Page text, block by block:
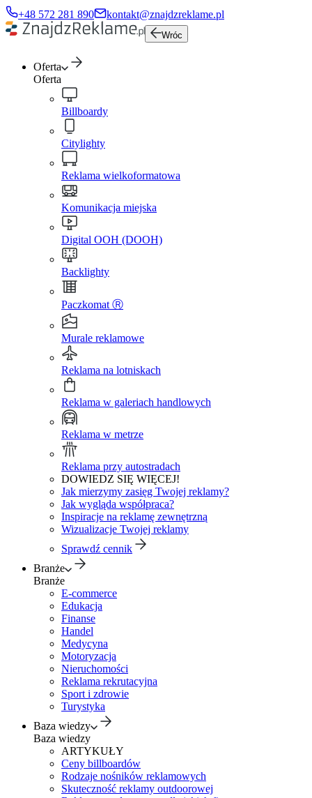
+48 572 281 890 kontakt@znajdzreklame.pl
Wróc
Oferta
Oferta
Billboardy
Citylighty
Reklama wielkoformatowa
Komunikacja miejska
Digital OOH (DOOH)
Backlighty
Paczkomat Ⓡ
Murale reklamowe
Reklama na lotniskach
Reklama w galeriach handlowych
Reklama w metrze
Reklama przy autostradach
DOWIEDZ SIĘ WIĘCEJ!
Jak mierzymy zasięg Twojej reklamy?
Jak wygląda współpraca?
Inspiracje na reklamę zewnętrzną
Wizualizacje Twojej reklamy
Sprawdź cennik
Branże
Branże
E-commerce
Edukacja
Finanse
Handel
Medycyna
Motoryzacja
Nieruchomości
Reklama rekrutacyjna
Sport i zdrowie
Turystyka
Baza wiedzy
Baza wiedzy
ARTYKUŁY
Ceny billboardów
Rodzaje nośników reklamowych
Skuteczność reklamy outdoorowej